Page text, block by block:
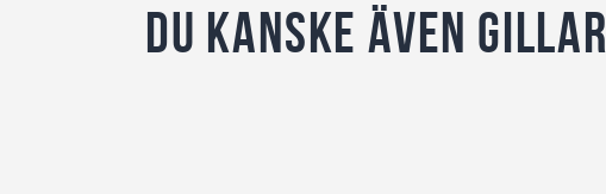
Du kanske även gillar